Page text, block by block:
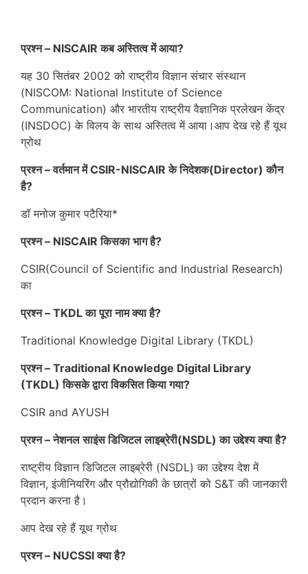
प्रश्न – NISCAIR कब अस्तित्व में आया?
यह 30 सितंबर 2002 को राष्ट्रीय विज्ञान संचार संस्थान
(NISCOM: National Institute of Science
Communication) और भारतीय राष्ट्रीय वैज्ञानिक प्रलेखन केंद्र
(INSDOC) के विलय के साथ अस्तित्व में आया।आप देख रहे हैं यूथ
ग्रोथ
प्रश्न – वर्तमान में CSIR-NISCAIR के निदेशक(Director) कौन
है?
डॉ मनोज कुमार पटैरिया*
प्रश्न – NISCAIR किसका भाग है?
CSIR(Council of Scientific and Industrial Research)
का
प्रश्न – TKDL का पूरा नाम क्या है?
Traditional Knowledge Digital Library (TKDL)
प्रश्न – Traditional Knowledge Digital Library
(TKDL) किसके द्वारा विकसित किया गया?
CSIR and AYUSH
प्रश्न – नेशनल साइंस डिजिटल लाइब्रेरी(NSDL) का उद्देश्य क्या है?
राष्ट्रीय विज्ञान डिजिटल लाइब्रेरी (NSDL) का उद्देश्य देश में
विज्ञान, इंजीनियरिंग और प्रौद्योगिकी के छात्रों को S&T की जानकारी
प्रदान करना है।
आप देख रहे हैं यूथ ग्रोथ
प्रश्न – NUCSSI क्या है?